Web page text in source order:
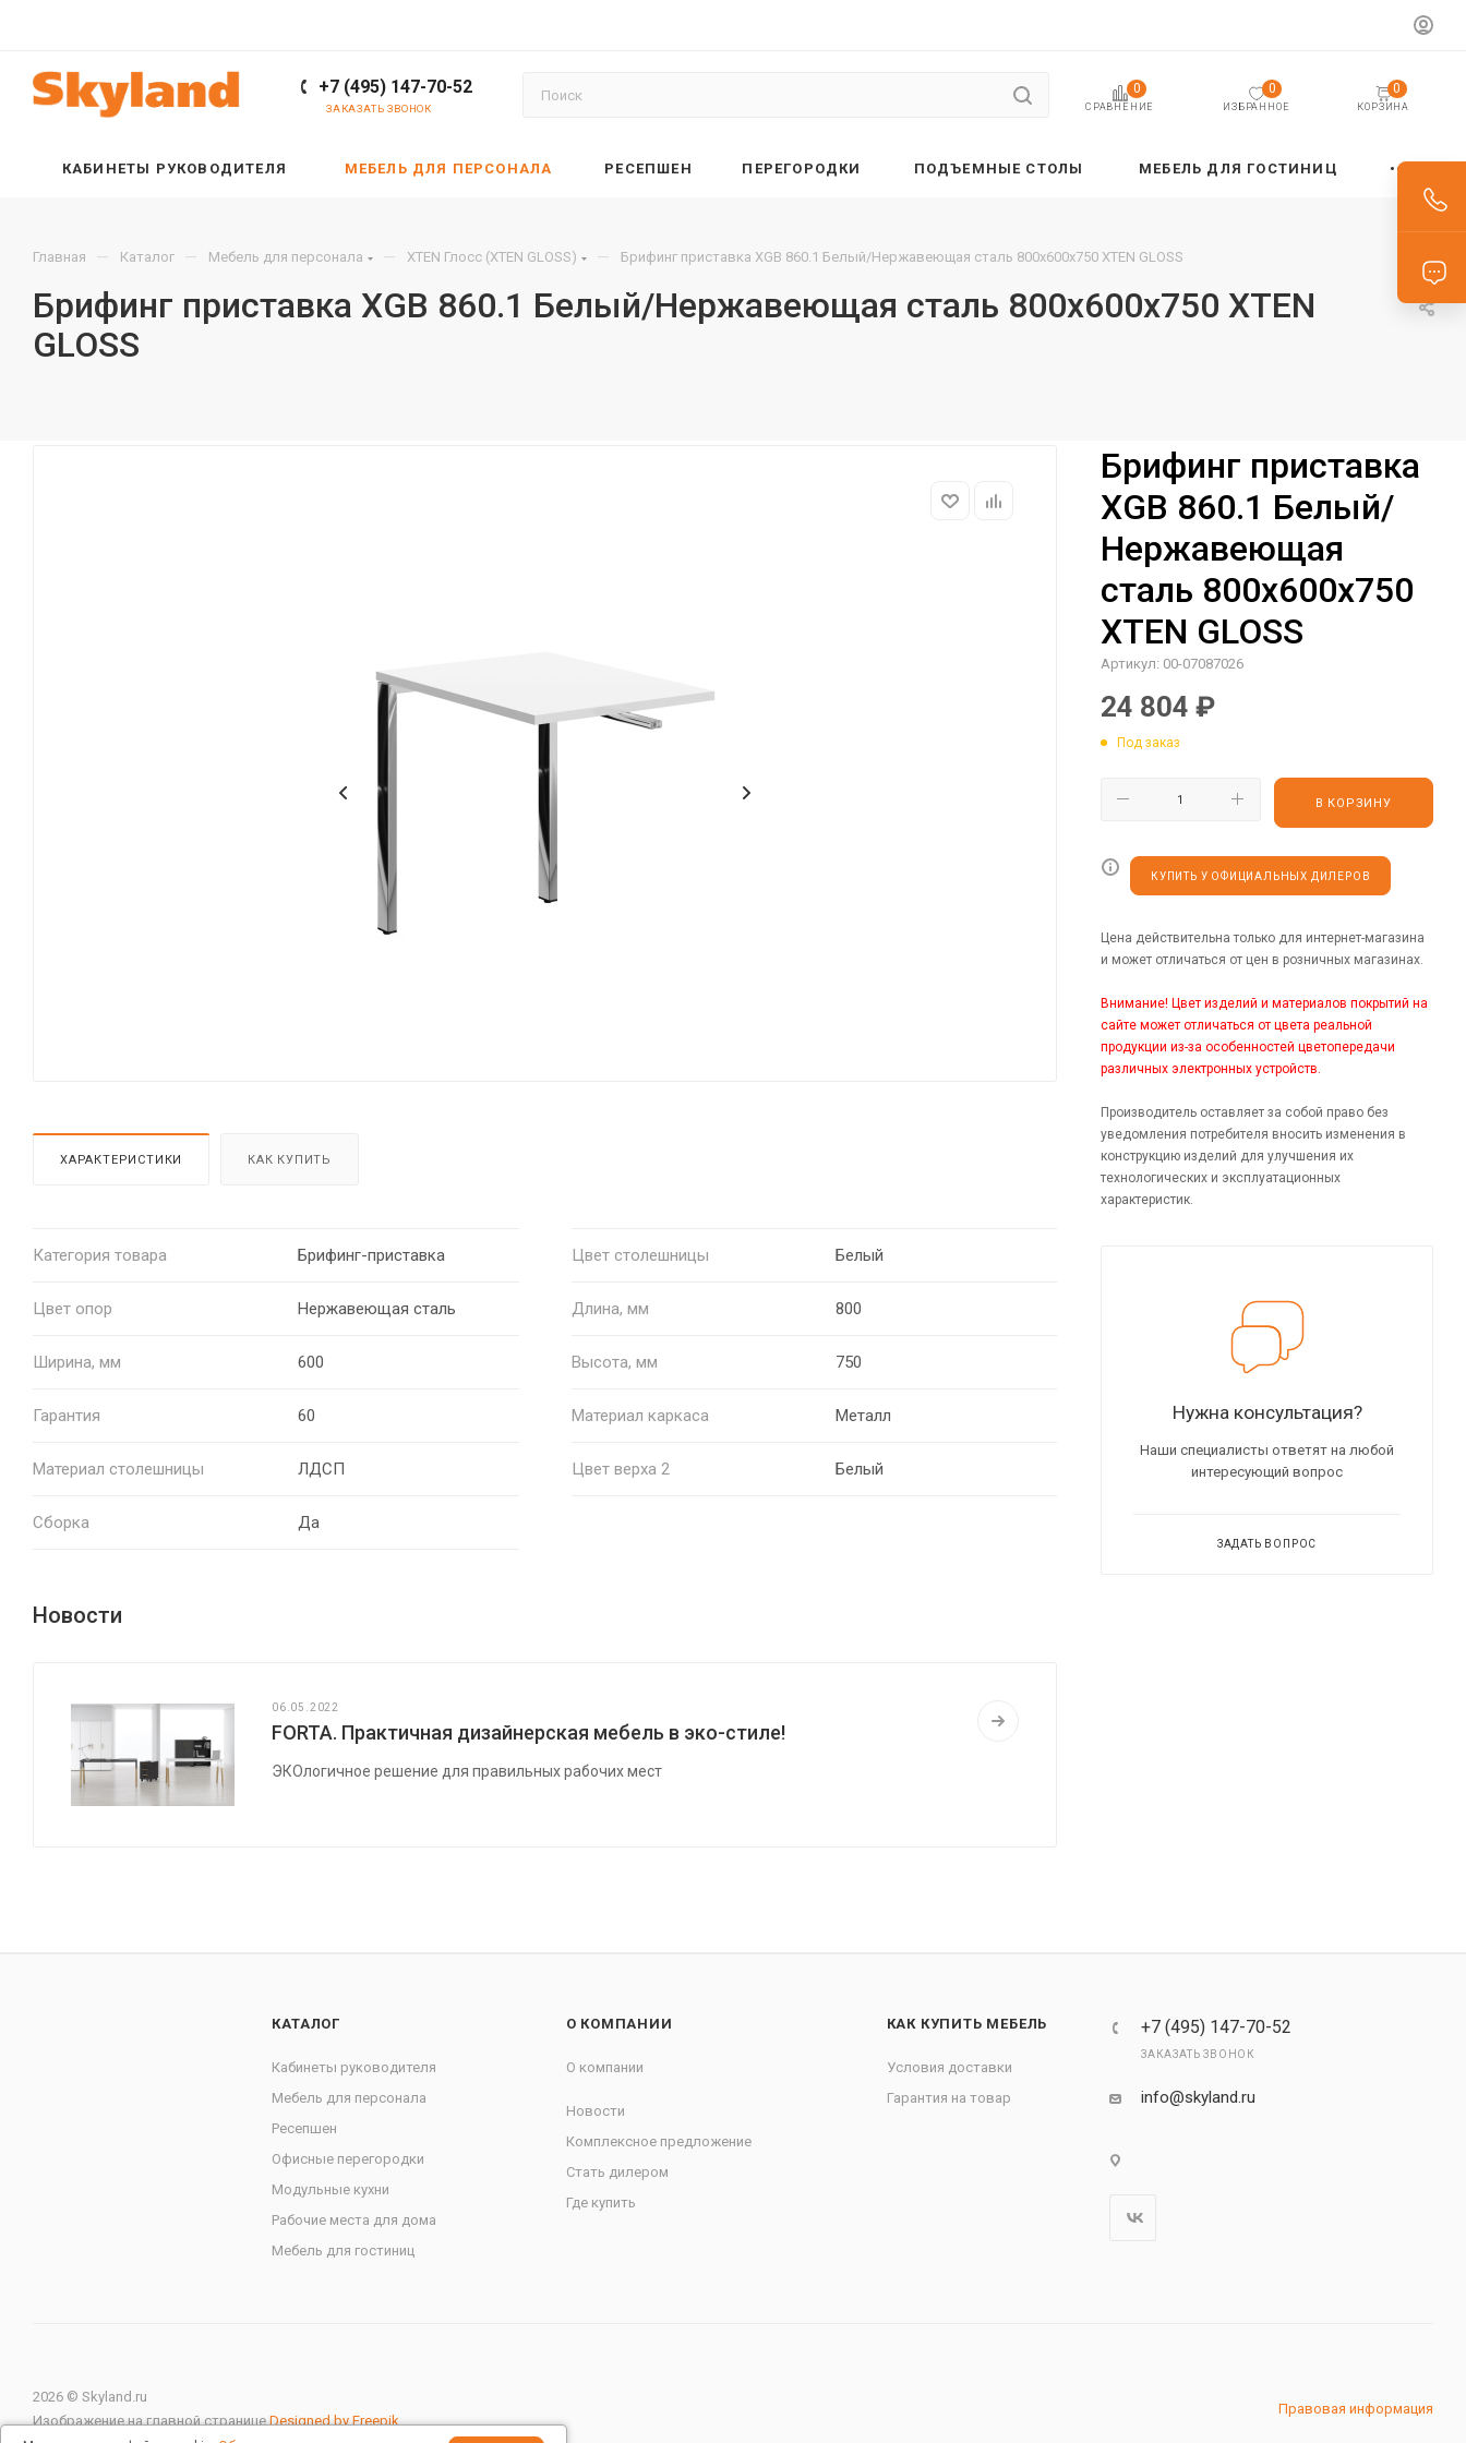
+7 (495) 147-70-52
ЗАКАЗАТЬ ЗВОНОК СРАВНЕНИЕ
0
ИЗБРАННОЕ
0
КОРЗИНА
0
КАБИНЕТЫ РУКОВОДИТЕЛЯ МЕБЕЛЬ ДЛЯ ПЕРСОНАЛА РЕСЕПШЕН ПЕРЕГОРОДКИ ПОДЪЕМНЫЕ СТОЛЫ МЕБЕЛЬ ДЛЯ ГОСТИНИЦ
Главная — Каталог — Мебель для персонала — XTEN Глосс (XTEN GLOSS) — Брифинг приставка XGB 860.1 Белый/Нержавеющая сталь 800х600х750 XTEN GLOSS
Брифинг приставка XGB 860.1 Белый/Нержавеющая сталь 800х600х750 XTEN
GLOSS
ХАРАКТЕРИСТИКИ КАК КУПИТЬ
Категория товара Брифинг-приставка Цвет столешницы Белый
Цвет опор Нержавеющая сталь Длина, мм 800
Ширина, мм 600 Высота, мм 750
Гарантия 60 Материал каркаса Металл
Материал столешницы ЛДСП Цвет верха 2 Белый
Сборка Да
Новости
06.05.2022
FORTA. Практичная дизайнерская мебель в эко-стиле!
ЭКОлогичное решение для правильных рабочих мест
Брифинг приставка
XGB 860.1 Белый/
Нержавеющая
сталь 800х600х750
XTEN GLOSS
Артикул: 00-07087026
24 804 ₽
Под заказ
В КОРЗИНУ
КУПИТЬ У ОФИЦИАЛЬНЫХ ДИЛЕРОВ
Цена действительна только для интернет-магазина
и может отличаться от цен в розничных магазинах.
Внимание! Цвет изделий и материалов покрытий на
сайте может отличаться от цвета реальной
продукции из-за особенностей цветопередачи
различных электронных устройств.
Производитель оставляет за собой право без
уведомления потребителя вносить изменения в
конструкцию изделий для улучшения их
технологических и эксплуатационных
характеристик.
Нужна консультация?
Наши специалисты ответят на любой
интересующий вопрос
ЗАДАТЬ ВОПРОС
КАТАЛОГ
Кабинеты руководителя
Мебель для персонала
Ресепшен
Офисные перегородки
Модульные кухни
Рабочие места для дома
Мебель для гостиниц
О КОМПАНИИ
О компании
Новости
Комплексное предложение
Стать дилером
Где купить
КАК КУПИТЬ МЕБЕЛЬ
Условия доставки
Гарантия на товар
+7 (495) 147-70-52
ЗАКАЗАТЬ ЗВОНОК
info@skyland.ru
2026 © Skyland.ru
Изображение на главной страницеDesigned by Freepik
Правовая информация